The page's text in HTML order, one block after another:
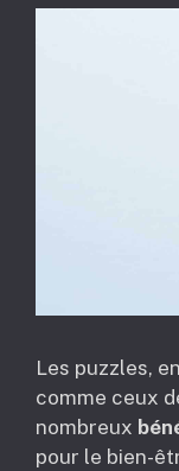
Les puzzles,
comme ceux
nombreux
pour le bien-